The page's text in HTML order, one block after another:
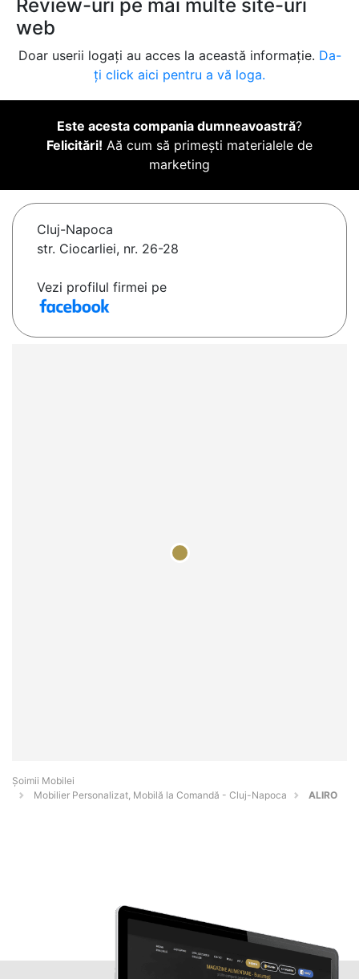
Review-uri pe mai multe site-uri
web
Doar userii logați au acces la această informație. Da-
ți click aici pentru a vă loga.
Este acesta compania dumneavoastră?
Felicitări! Aă cum să primești materialele de
marketing
Cluj-Napoca
str. Ciocarliei, nr. 26-28
Vezi profilul firmei pe
Șoimii Mobilei
Mobilier Personalizat, Mobilă la Comandă - Cluj-Napoca
ALIRO